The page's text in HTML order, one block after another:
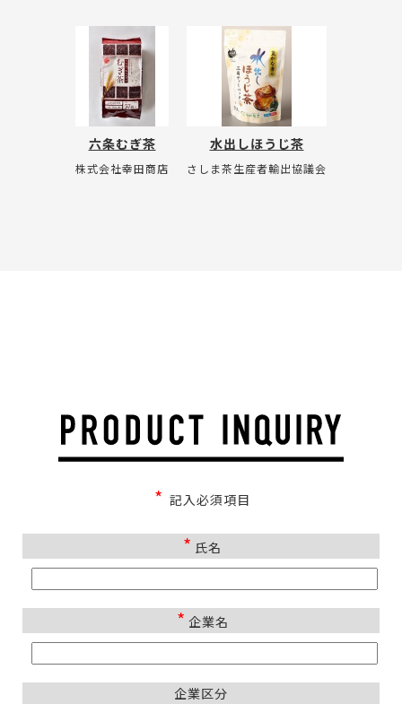
六条むぎ茶
株式会社幸田商店
水出しほうじ茶
さしま茶生産者輸出協議会
* 記入必須項目
* 氏名
* 企業名
企業区分